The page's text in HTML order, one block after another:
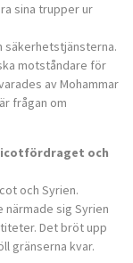
sina trupper ur
säkerhetstjänsterna.
motståndare för
av Mohammar
frågan om
och
och Syrien.
sig Syrien
Det bröt upp
gränserna kvar.